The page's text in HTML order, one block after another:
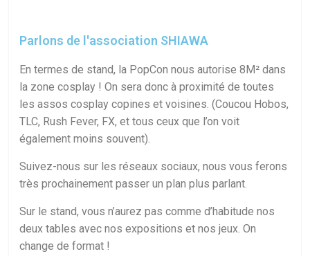
Parlons de l'association SHIAWA
En termes de stand, la PopCon nous autorise 8M² dans
la zone cosplay ! On sera donc à proximité de toutes
les assos cosplay copines et voisines. (Coucou Hobos,
TLC, Rush Fever, FX, et tous ceux que l’on voit
également moins souvent).
Suivez-nous sur les réseaux sociaux, nous vous ferons
très prochainement passer un plan plus parlant.
Sur le stand, vous n’aurez pas comme d’habitude nos
deux tables avec nos expositions et nos jeux. On
change de format !